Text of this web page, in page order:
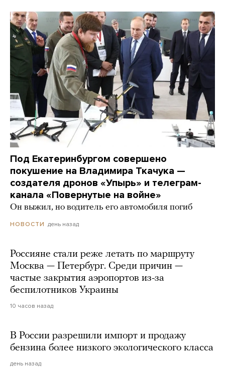
Под Екатеринбургом совершено
покушение на Владимира Ткачука —
создателя дронов «Упырь» и телеграм-
канала «Повернутые на войне»
Он выжил, но водитель его автомобиля погиб
НОВОСТИ день назад
Россияне стали реже летать по маршруту
Москва — Петербург. Среди причин —
частые закрытия аэропортов из-за
беспилотников Украины
10 часов назад
В России разрешили импорт и продажу
бензина более низкого экологического класса
день назад